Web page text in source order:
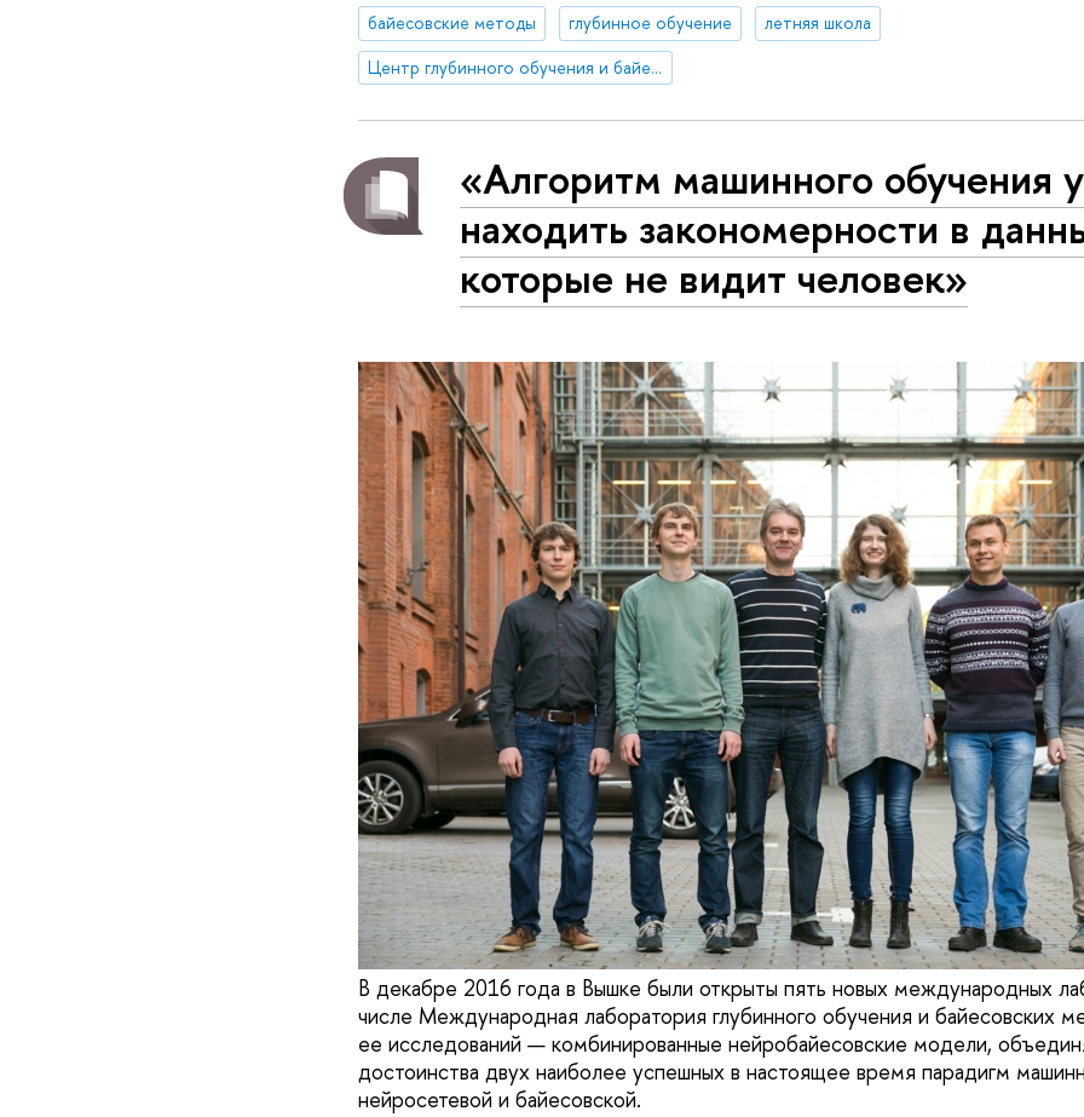
байесовские методы
глубинное обучение
летняя школа
Центр глубинного обучения и байесовских методов
«Алгоритм машинного обучения
находить закономерности в
которые не видит человек»
В декабре 2016 года в Вышке были открыты пять новых международных
числе Международная лаборатория глубинного обучения и байесовских
ее исследований — комбинированные нейробайесовские модели,
достоинства двух наиболее успешных в настоящее время парадигм
нейросетевой и байесовской.